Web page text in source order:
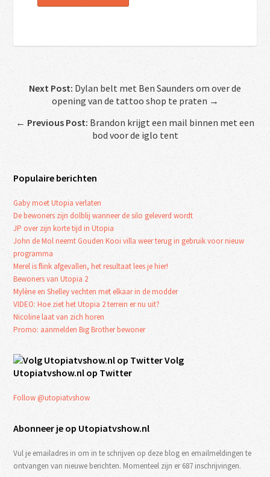
Next Post: Dylan belt met Ben Saunders om over de
opening van de tattoo shop te praten →
← Previous Post: Brandon krijgt een mail binnen met een
bod voor de iglo tent
Populaire berichten
Gaby moet Utopia verlaten
De bewoners zijn dolblij wanneer de silo geleverd wordt
JP over zijn korte tijd in Utopia
John de Mol neemt Gouden Kooi villa weer terug in gebruik voor nieuw
programma
Merel is flink afgevallen, het resultaat lees je hier!
Bewoners van Utopia 2
Mylène en Shelley vechten met elkaar in de modder
VIDEO: Hoe ziet het Utopia 2 terrein er nu uit?
Nicoline laat van zich horen
Promo: aanmelden Big Brother bewoner
Volg
Utopiatvshow.nl op Twitter
Follow @utopiatvshow
Abonneer je op Utopiatvshow.nl
Vul je emailadres in om in te schrijven op deze blog en emailmeldingen te
ontvangen van nieuwe berichten. Momenteel zijn er 687 inschrijvingen.